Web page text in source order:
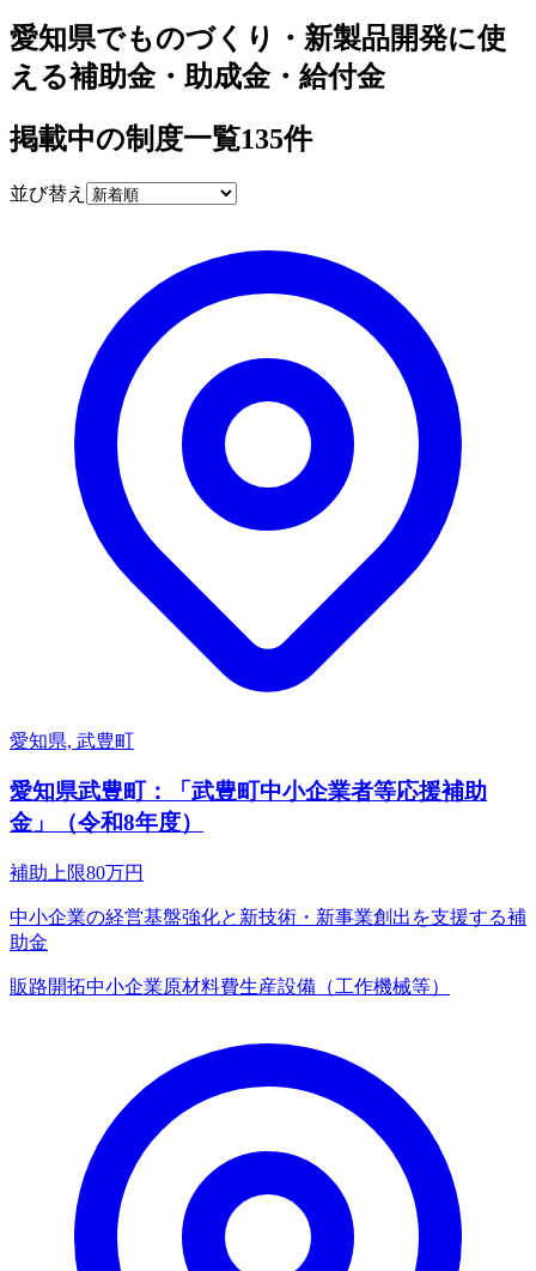
愛知県でものづくり・新製品開発に使
える補助金・助成金・給付金
掲載中の制度一覧135件
並び替え
愛知県, 武豊町
愛知県武豊町：「武豊町中小企業者等応援補助
金」（令和8年度）
補助上限80万円
中小企業の経営基盤強化と新技術・新事業創出を支援する補
助金
販路開拓中小企業原材料費生産設備（工作機械等）